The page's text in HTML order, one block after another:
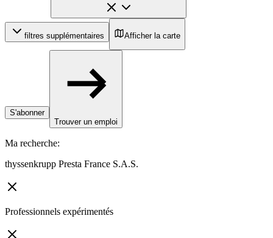
filtres supplémentaires Afficher la carte
S'abonner
Trouver un emploi
Ma recherche:
thyssenkrupp Presta France S.A.S.
Professionnels expérimentés